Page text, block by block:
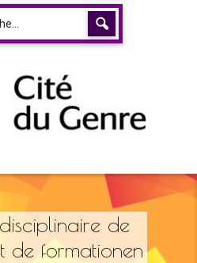
de
de formationen